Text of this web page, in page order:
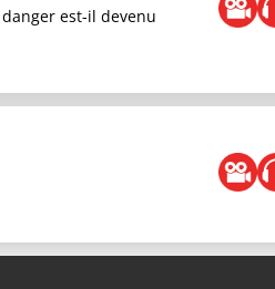
est-il devenu